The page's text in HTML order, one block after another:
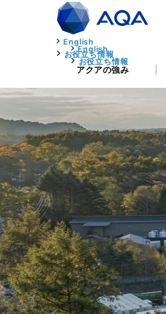
English
お役立ち情報
アクアの強み
English
お役立ち情報